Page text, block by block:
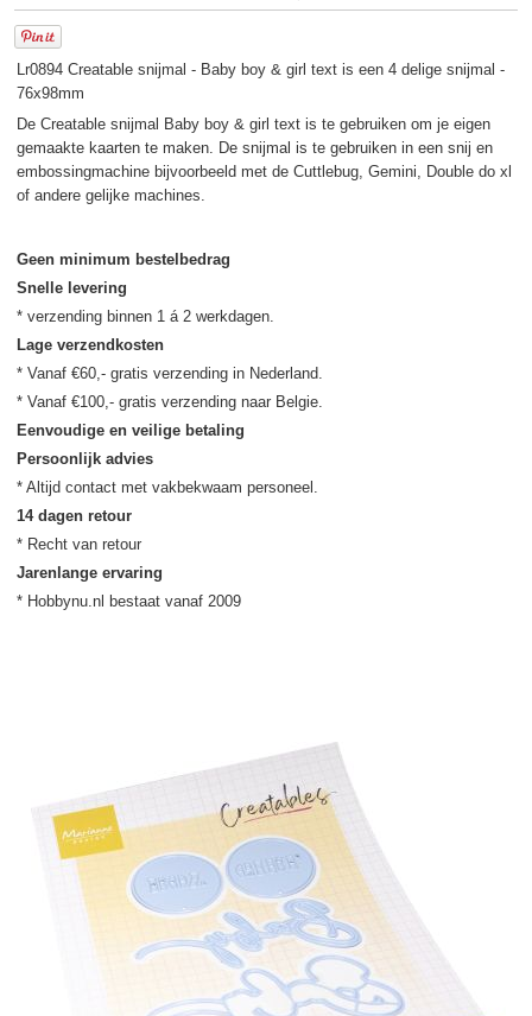
Lr0894 Creatable snijmal - Baby boy & girl text is een 4 delige snijmal -
76x98mm
De Creatable snijmal Baby boy & girl text is te gebruiken om je eigen
gemaakte kaarten te maken. De snijmal is te gebruiken in een snij en
embossingmachine bijvoorbeeld met de Cuttlebug, Gemini, Double do xl
of andere gelijke machines.
Geen minimum bestelbedrag
Snelle levering
Lage verzendkosten
* Vanaf €60,- gratis verzending in Nederland.
Eenvoudige en veilige betaling
Persoonlijk advies
14 dagen retour
Jarenlange ervaring
* Hobbynu.nl bestaat vanaf 2009